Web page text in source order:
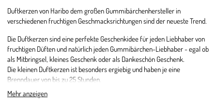
Mehr anzeigen
Duftkerzen von Haribo dem großen Gummibärchenhersteller in
verschiedenen fruchtigen Geschmacksrichtungen sind der neueste Trend.
Die Duftkerzen sind eine perfekte Geschenkidee für jeden Liebhaber von
fruchtigen Düften und natürlich jeden Gummibärchen-Liebhaber - egal ob
als Mitbringsel, kleines Geschenk oder als Dankeschön Geschenk.
Die kleinen Duftkerzen ist besonders ergiebig und haben je eine
Brenndauer von bis zu 25 Stunden.
Egal ob Sie die Duftkerze verschenken oder für eine besondere